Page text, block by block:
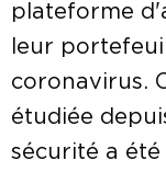
plateforme
leur
coronavirus.
étudiée
sécurité a